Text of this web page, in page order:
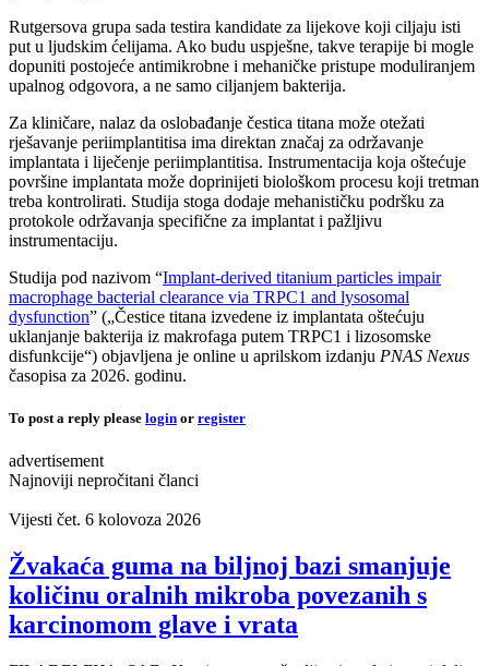
Rutgersova grupa sada testira kandidate za lijekove koji ciljaju isti
put u ljudskim ćelijama. Ako budu uspješne, takve terapije bi mogle
dopuniti postojeće antimikrobne i mehaničke pristupe moduliranjem
upalnog odgovora, a ne samo ciljanjem bakterija.
Za kliničare, nalaz da oslobađanje čestica titana može otežati
rješavanje periimplantitisa ima direktan značaj za održavanje
implantata i liječenje periimplantitisa. Instrumentacija koja oštećuje
površine implantata može doprinijeti biološkom procesu koji tretman
treba kontrolirati. Studija stoga dodaje mehanističku podršku za
protokole održavanja specifične za implantat i pažljivu
instrumentaciju.
Studija pod nazivom “Implant-derived titanium particles impair
macrophage bacterial clearance via TRPC1 and lysosomal
dysfunction” („Čestice titana izvedene iz implantata oštećuju
uklanjanje bakterija iz makrofaga putem TRPC1 i lizosomske
disfunkcije“) objavljena je online u aprilskom izdanju PNAS Nexus
časopisa za 2026. godinu.
To post a reply please login or register
advertisement
Najnoviji nepročitani članci
Vijesti čet. 6 kolovoza 2026
Žvakaća guma na biljnoj bazi smanjuje
količinu oralnih mikroba povezanih s
karcinomom glave i vrata